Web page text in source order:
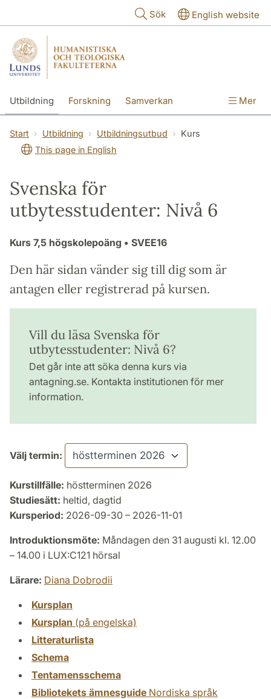
Sök English website
Utbildning Forskning Samverkan Mer
Start Utbildning Utbildningsutbud
Kurs
This page in English
Svenska för
utbytesstudenter: Nivå 6
Kurs 7,5 högskolepoäng • SVEE16
Den här sidan vänder sig till dig som är
antagen eller registrerad på kursen.
Vill du läsa Svenska för
utbytesstudenter: Nivå 6?
Det går inte att söka denna kurs via
antagning.se. Kontakta institutionen för mer
information.
Välj termin:
Kurstillfälle: höstterminen 2026
Studiesätt: heltid, dagtid
Kursperiod: 2026-09-30 – 2026-11-01
Introduktionsmöte: Måndagen den 31 augusti kl. 12.00
– 14.00 i LUX:C121 hörsal
Lärare: Diana Dobrodii
Kursplan
Kursplan (på engelska)
Litteraturlista
Schema
Tentamensschema
Bibliotekets ämnesguide Nordiska språk